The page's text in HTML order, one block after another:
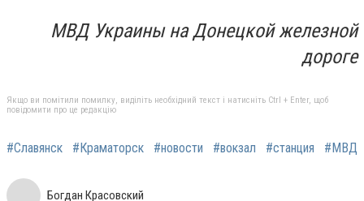
МВД Украины на Донецкой железной
дороге
Якщо ви помітили помилку, виділіть необхідний текст і натисніть Ctrl + Enter, щоб
повідомити про це редакцію
#Славянск #Краматорск #новости #вокзал #станция #МВД
Богдан Красовский